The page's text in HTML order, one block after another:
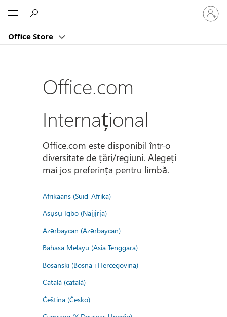
Office Store
vă
la
dvs.
Office.com
Internațional
Office.com este disponibil într-o
diversitate de țări/regiuni. Alegeți
mai jos preferința pentru limbă.
Afrikaans (Suid-Afrika)
Asụsụ Igbo (Naịjịrịa)
Azərbaycan (Azərbaycan)
Bahasa Melayu (Asia Tenggara)
Bosanski (Bosna i Hercegovina)
Català (català)
Čeština (Česko)